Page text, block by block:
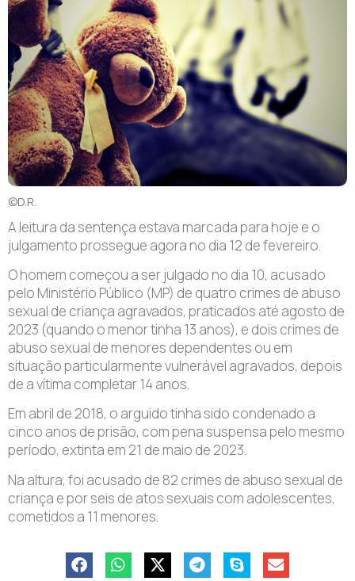
©D.R.
A leitura da sentença estava marcada para hoje e o
julgamento prossegue agora no dia 12 de fevereiro.
O homem começou a ser julgado no dia 10, acusado
pelo Ministério Público (MP) de quatro crimes de abuso
sexual de criança agravados, praticados até agosto de
2023 (quando o menor tinha 13 anos), e dois crimes de
abuso sexual de menores dependentes ou em
situação particularmente vulnerável agravados, depois
de a vítima completar 14 anos.
Em abril de 2018, o arguido tinha sido condenado a
cinco anos de prisão, com pena suspensa pelo mesmo
período, extinta em 21 de maio de 2023.
Na altura, foi acusado de 82 crimes de abuso sexual de
criança e por seis de atos sexuais com adolescentes,
cometidos a 11 menores.